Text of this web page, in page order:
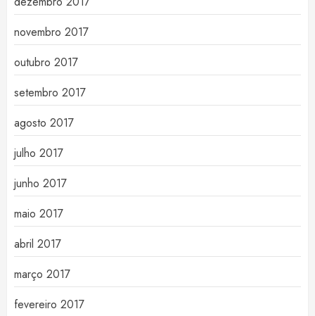
novembro 2017
outubro 2017
setembro 2017
agosto 2017
julho 2017
junho 2017
maio 2017
abril 2017
março 2017
fevereiro 2017